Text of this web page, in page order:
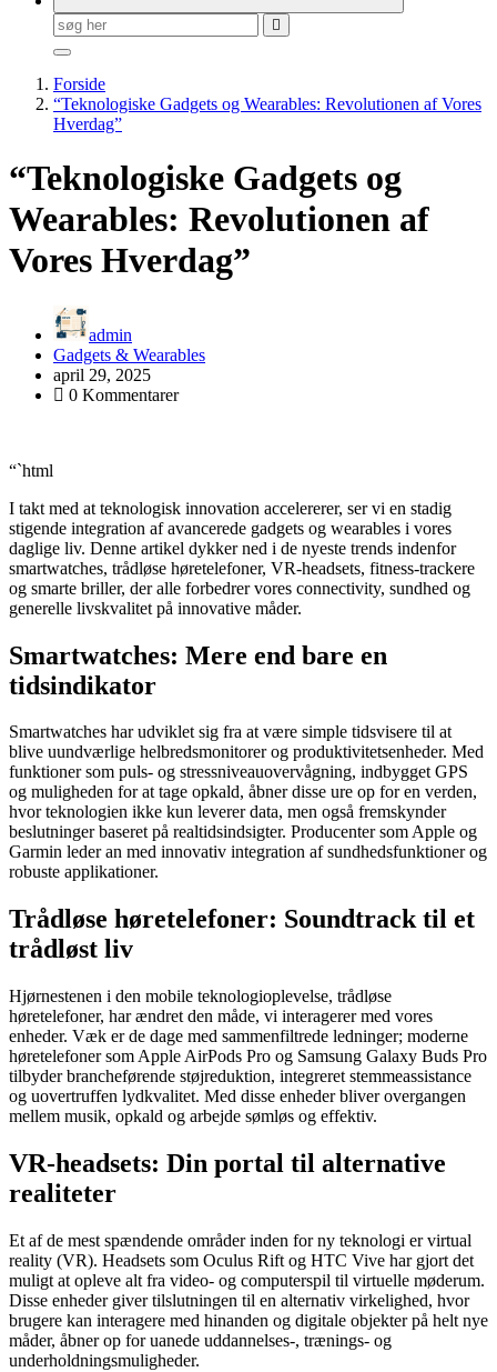
Søg
efter:
Forside
“Teknologiske Gadgets og Wearables: Revolutionen af Vores
Hverdag”
“Teknologiske Gadgets og
Wearables: Revolutionen af
Vores Hverdag”
admin
Gadgets & Wearables
april 29, 2025
0 Kommentarer
“`html
I takt med at teknologisk innovation accelererer, ser vi en stadig
stigende integration af avancerede gadgets og wearables i vores
daglige liv. Denne artikel dykker ned i de nyeste trends indenfor
smartwatches, trådløse høretelefoner, VR-headsets, fitness-trackere
og smarte briller, der alle forbedrer vores connectivity, sundhed og
generelle livskvalitet på innovative måder.
Smartwatches: Mere end bare en
tidsindikator
Smartwatches har udviklet sig fra at være simple tidsvisere til at
blive uundværlige helbredsmonitorer og produktivitetsenheder. Med
funktioner som puls- og stressniveauovervågning, indbygget GPS
og muligheden for at tage opkald, åbner disse ure op for en verden,
hvor teknologien ikke kun leverer data, men også fremskynder
beslutninger baseret på realtidsindsigter. Producenter som Apple og
Garmin leder an med innovativ integration af sundhedsfunktioner og
robuste applikationer.
Trådløse høretelefoner: Soundtrack til et
trådløst liv
Hjørnestenen i den mobile teknologioplevelse, trådløse
høretelefoner, har ændret den måde, vi interagerer med vores
enheder. Væk er de dage med sammenfiltrede ledninger; moderne
høretelefoner som Apple AirPods Pro og Samsung Galaxy Buds Pro
tilbyder brancheførende støjreduktion, integreret stemmeassistance
og uovertruffen lydkvalitet. Med disse enheder bliver overgangen
mellem musik, opkald og arbejde sømløs og effektiv.
VR-headsets: Din portal til alternative
realiteter
Et af de mest spændende områder inden for ny teknologi er virtual
reality (VR). Headsets som Oculus Rift og HTC Vive har gjort det
muligt at opleve alt fra video- og computerspil til virtuelle møderum.
Disse enheder giver tilslutningen til en alternativ virkelighed, hvor
brugere kan interagere med hinanden og digitale objekter på helt nye
måder, åbner op for uanede uddannelses-, trænings- og
underholdningsmuligheder.